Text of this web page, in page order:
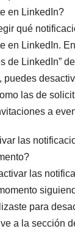
en LinkedIn?
qué
en LinkedIn.
de LinkedIn”
puedes
las de
a
las
las
para
a la sección